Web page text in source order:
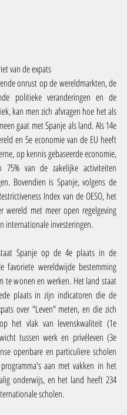
van de expats
onrust op de wereldmarkten, de
politieke veranderingen en de
kan men zich afvragen hoe het als
gaat met Spanje als land. Als 14e
en 5e economie van de EU heeft
op kennis gebaseerde economie,
75% van de zakelijke activiteiten
Bovendien is Spanje, volgens de
Index van de OESO, het
wereld met meer open regelgeving
internationale investeringen.
Spanje op de 4e plaats in de
favoriete wereldwijde bestemming
te wonen en werken. Het land staat
plaats in zijn indicatoren die de
over "Leven" meten, en die zich
het vlak van levenskwaliteit (1e
tussen werk en privéleven (3e
openbare en particuliere scholen
aan met vakken in het
onderwijs, en het land heeft 234
scholen.